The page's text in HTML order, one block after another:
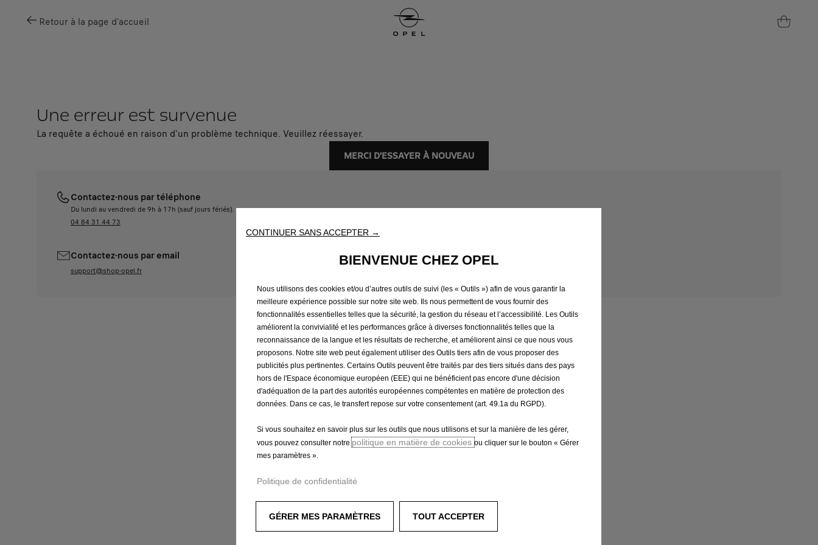
Retour à la page d'accueil
Une erreur est survenue
La requête a échoué en raison d'un problème technique. Veuillez réessayer.
MERCI D'ESSAYER À NOUVEAU
Contactez-nous par téléphone
Du lundi au vendredi de 9h à 17h (sauf jours fériés).
04 84 31 44 73
Contactez-nous par email
support@shop-opel.fr
CONTINUER SANS ACCEPTER →
BIENVENUE CHEZ OPEL
Nous utilisons des cookies et/ou d’autres outils de suivi (les « Outils ») afin de vous garantir la
meilleure expérience possible sur notre site web. Ils nous permettent de vous fournir des
fonctionnalités essentielles telles que la sécurité, la gestion du réseau et l’accessibilité. Les Outils
améliorent la convivialité et les performances grâce à diverses fonctionnalités telles que la
reconnaissance de la langue et les résultats de recherche, et améliorent ainsi ce que nous vous
proposons. Notre site web peut également utiliser des Outils tiers afin de vous proposer des
publicités plus pertinentes. Certains Outils peuvent être traités par des tiers situés dans des pays
hors de l'Espace économique européen (EEE) qui ne bénéficient pas encore d'une décision
d'adéquation de la part des autorités européennes compétentes en matière de protection des
données. Dans ce cas, le transfert repose sur votre consentement (art. 49.1a du RGPD).
Si vous souhaitez en savoir plus sur les outils que nous utilisons et sur la manière de les gérer,
vous pouvez consulter notrepolitique en matière de cookies ou cliquer sur le bouton « Gérer
mes paramètres ».
Politique de confidentialité
GÉRER MES PARAMÈTRES TOUT ACCEPTER